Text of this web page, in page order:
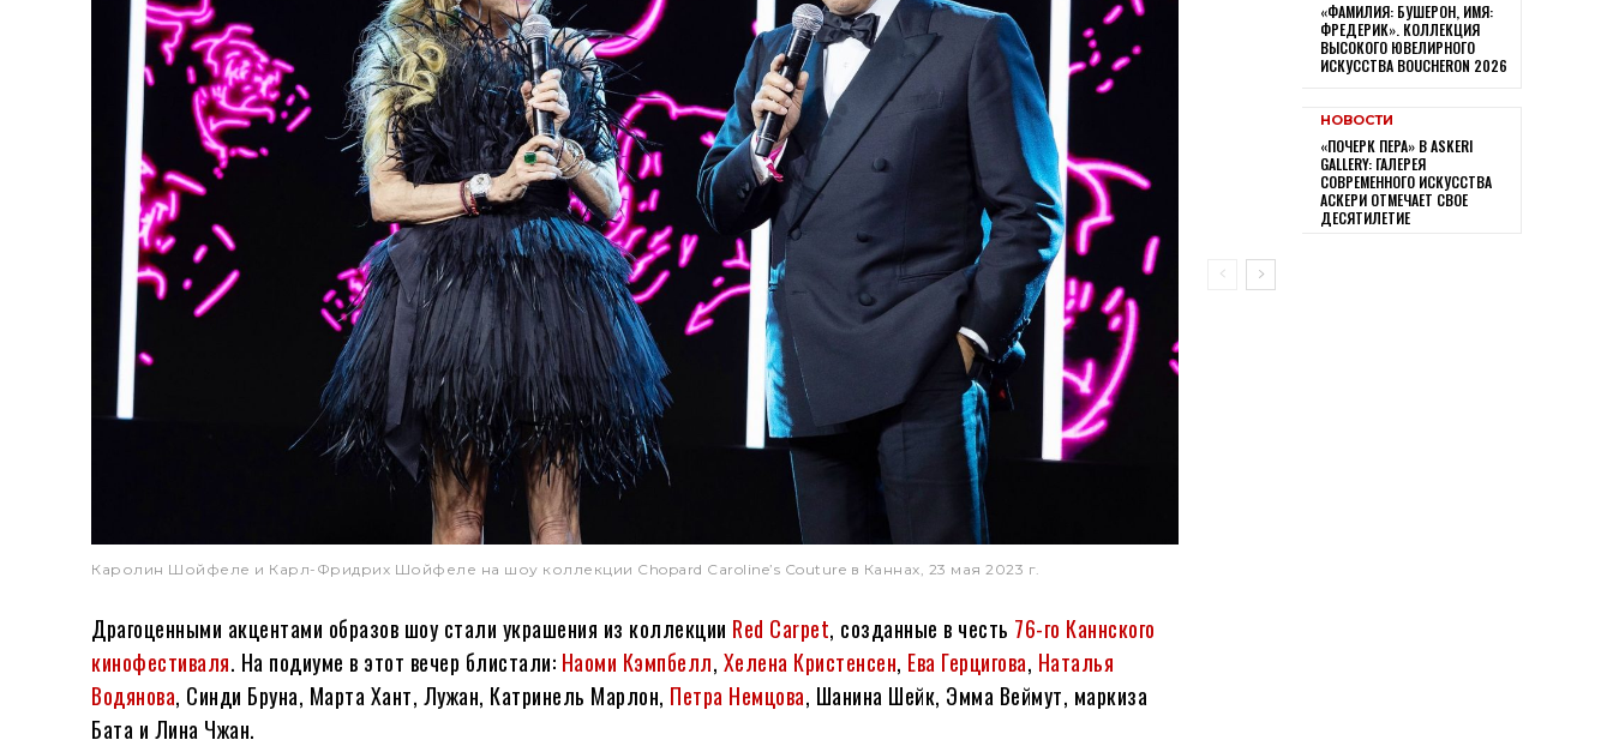
Каролин Шойфеле и Карл-Фридрих Шойфеле на шоу коллекции Chopard Caroline’s Couture в Каннах, 23 мая 2023 г.
Драгоценными акцентами образов шоу стали украшения из коллекции Red Carpet, созданные в честь 76-го Каннского
кинофестиваля. На подиуме в этот вечер блистали: Наоми Кэмпбелл, Хелена Кристенсен, Ева Герцигова, Наталья
Водянова, Синди Бруна, Марта Хант, Лужан, Катринель Марлон, Петра Немцова, Шанина Шейк, Эмма Веймут, маркиза
Бата и Лина Чжан.
«ФАМИЛИЯ: БУШЕРОН, ИМЯ:
ФРЕДЕРИК». КОЛЛЕКЦИЯ
ВЫСОКОГО ЮВЕЛИРНОГО
ИСКУССТВА BOUCHERON 2026
НОВОСТИ
«ПОЧЕРК ПЕРА» В ASKERI
GALLERY: ГАЛЕРЕЯ
СОВРЕМЕННОГО ИСКУССТВА
АСКЕРИ ОТМЕЧАЕТ СВОЕ
ДЕСЯТИЛЕТИЕ